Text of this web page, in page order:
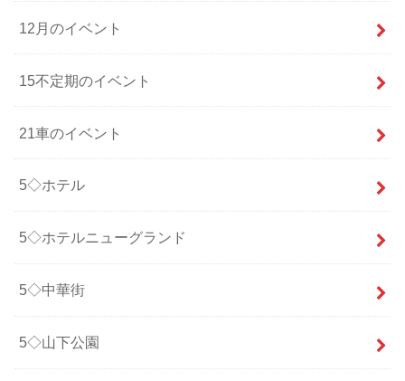
12月のイベント
15不定期のイベント
21車のイベント
5◇ホテル
5◇ホテルニューグランド
5◇中華街
5◇山下公園